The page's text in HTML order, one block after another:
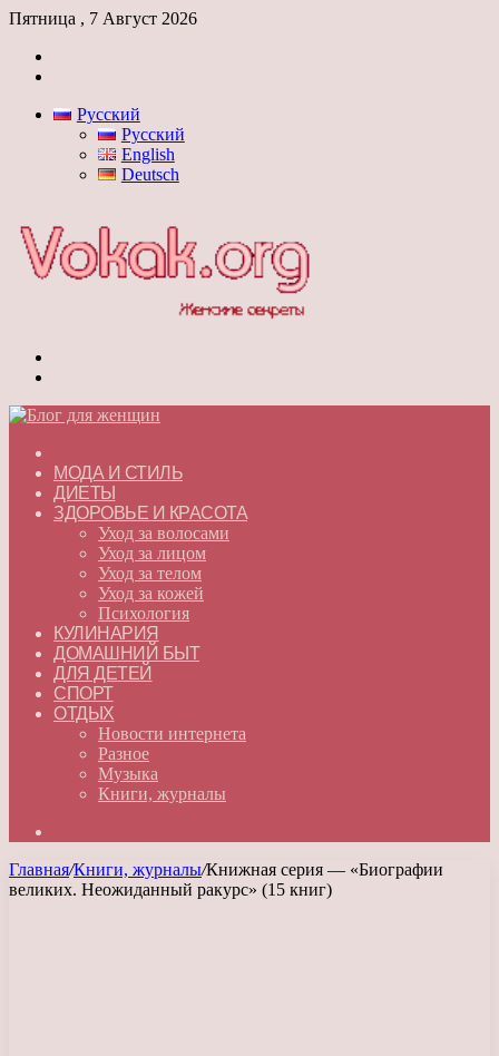
Пятница , 7 Август 2026
Русский
Русский
English
Deutsch
МОДА И СТИЛЬ
ДИЕТЫ
ЗДОРОВЬЕ И КРАСОТА
Уход за волосами
Уход за лицом
Уход за телом
Уход за кожей
Психология
КУЛИНАРИЯ
ДОМАШНИЙ БЫТ
ДЛЯ ДЕТЕЙ
СПОРТ
ОТДЫХ
Новости интернета
Разное
Музыка
Книги, журналы
Главная/Книги, журналы/Книжная серия — «Биографии
великих. Неожиданный ракурс» (15 книг)